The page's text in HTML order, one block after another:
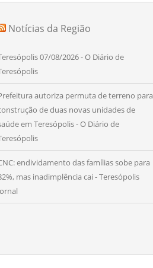
Notícias da Região
07/08/2026 - O Diário de
autoriza permuta de terreno para
de duas novas unidades de
em Teresópolis - O Diário de
endividamento das famílias sobe para
mas inadimplência cai - Teresópolis